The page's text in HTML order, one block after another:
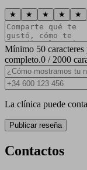
★ ★ ★ ★ ★
Mínimo 50 caracteres
completo.0 / 2000
La clínica puede
Publicar reseña
Contactos